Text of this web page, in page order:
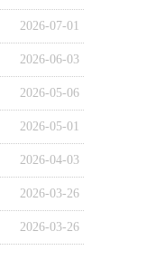
2026-07-01
2026-06-03
2026-05-06
2026-05-01
2026-04-03
2026-03-26
2026-03-26